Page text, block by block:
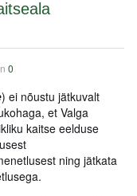
0
) ei nõustu jätkuvalt
et Valga
kaitse eelduse
ning jätkata